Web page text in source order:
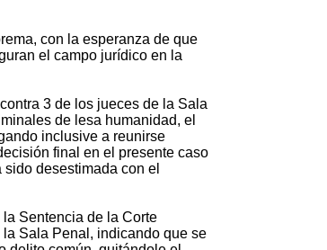
con la esperanza de que
el campo jurídico en la
3 de los jueces de la Sala
de lesa humanidad, el
inclusive a reunirse
final en el presente caso
desestimada con el
Sentencia de la Corte
Sala Penal, indicando que se